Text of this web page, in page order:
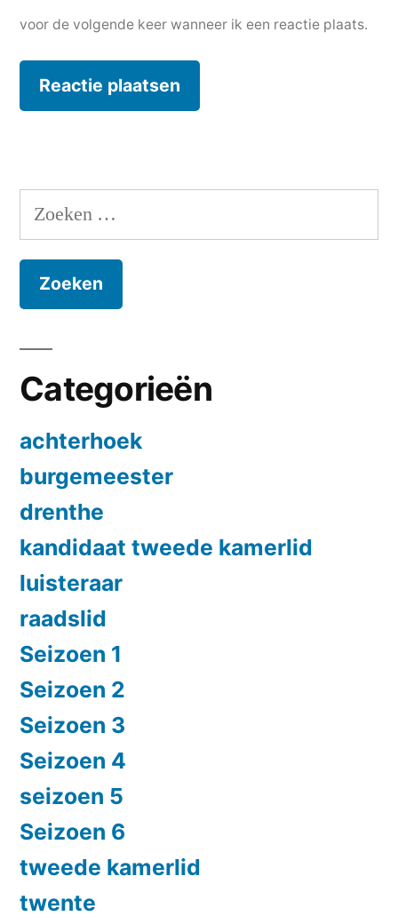
voor de volgende keer wanneer ik een reactie plaats.
Zoeken
naar:
Categorieën
achterhoek
burgemeester
drenthe
kandidaat tweede kamerlid
luisteraar
raadslid
Seizoen 1
Seizoen 2
Seizoen 3
Seizoen 4
seizoen 5
Seizoen 6
tweede kamerlid
twente